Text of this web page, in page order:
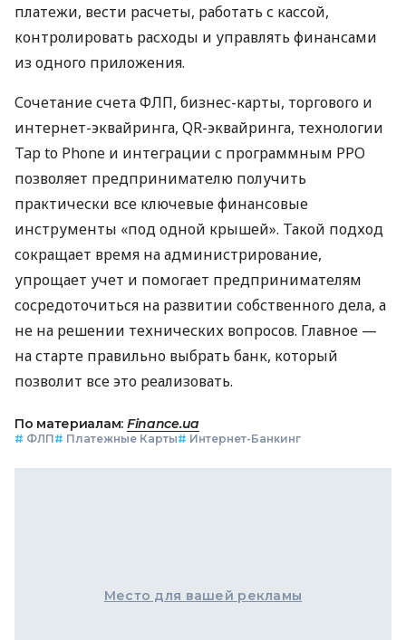
платежи, вести расчеты, работать с кассой,
контролировать расходы и управлять финансами
из одного приложения.
Сочетание счета ФЛП, бизнес-карты, торгового и
интернет-эквайринга, QR-эквайринга, технологии
Tap to Phone и интеграции с программным РРО
позволяет предпринимателю получить
практически все ключевые финансовые
инструменты «под одной крышей». Такой подход
сокращает время на администрирование,
упрощает учет и помогает предпринимателям
сосредоточиться на развитии собственного дела, а
не на решении технических вопросов. Главное —
на старте правильно выбрать банк, который
позволит все это реализовать.
По материалам: Finance.ua
# ФЛП# Платежные Карты# Интернет-Банкинг
Место для вашей рекламы